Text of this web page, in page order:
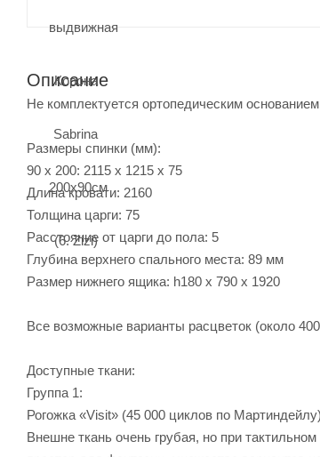
Описание
Не комплектуется ортопедическим
Размеры спинки (мм):
90 х 200: 2115 х 1215 х 75
Длина кровати: 2160
Толщина царги: 75
Расстояние от царги до пола: 5
Глубина верхнего спального места: 89 мм
Размер нижнего ящика: h180 x 790 x 1920
Все возможные варианты расцветок (около
Доступные ткани:
Группа 1:
Рогожка «Visit» (45 000 циклов по Мартиндейлу)
Внешне ткань очень грубая, но при